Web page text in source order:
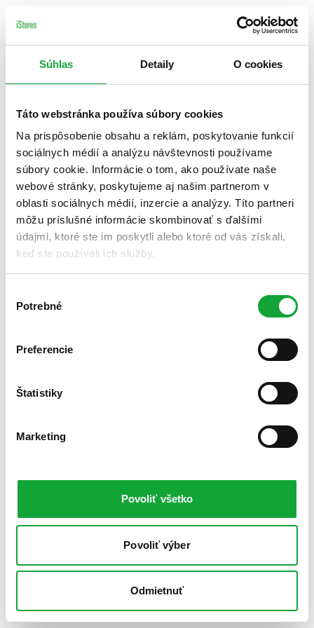
Súhlas Detaily O cookies
Táto webstránka používa súbory cookies
Na prispôsobenie obsahu a reklám, poskytovanie funkcií
sociálnych médií a analýzu návštevnosti používame
súbory cookie. Informácie o tom, ako používate naše
webové stránky, poskytujeme aj našim partnerom v
oblasti sociálnych médií, inzercie a analýzy. Títo partneri
môžu príslušné informácie skombinovať s ďalšími
údajmi, ktoré ste im poskytli alebo ktoré od vás získali,
keď ste používali ich služby.
súhlasu
Potrebné
Preferencie
Štatistiky
Marketing
Povoliť všetko
Povoliť výber
Odmietnuť